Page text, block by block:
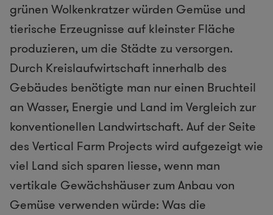
grünen Wolkenkratzer würden Gemüse und
tierische Erzeugnisse auf kleinster Fläche
produzieren, um die Städte zu versorgen.
Durch Kreislaufwirtschaft innerhalb des
Gebäudes benötigte man nur einen Bruchteil
an Wasser, Energie und Land im Vergleich zur
konventionellen Landwirtschaft. Auf der Seite
des Vertical Farm Projects wird aufgezeigt wie
viel Land sich sparen liesse, wenn man
vertikale Gewächshäuser zum Anbau von
Gemüse verwenden würde: Was die